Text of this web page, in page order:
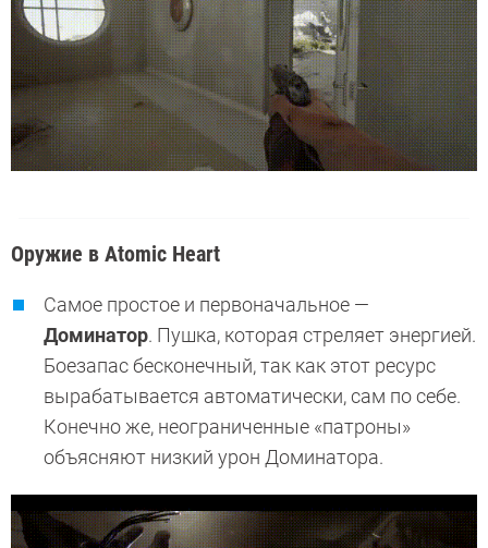
Оружие в Atomic Heart
Самое простое и первоначальное —
Доминатор. Пушка, которая стреляет энергией.
Боезапас бесконечный, так как этот ресурс
вырабатывается автоматически, сам по себе.
Конечно же, неограниченные «патроны»
объясняют низкий урон Доминатора.